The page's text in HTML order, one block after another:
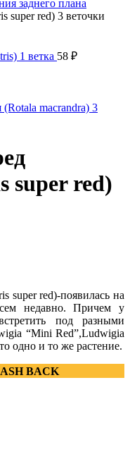
заднего плана
super red) 3 веточки
1 ветка 58 ₽
macrandra) 3
super red)
super red)-появилась на
недавно. Причем у
под разными
“Mini Red”,Ludwigia
одно и то же растение.
BACK